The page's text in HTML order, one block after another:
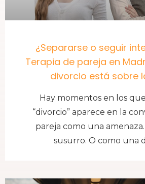
¿Separarse o seguir
Terapia de pareja en
divorcio está sobre
Hay momentos en los
“divorcio” aparece en la
pareja como una
susurro. O como una